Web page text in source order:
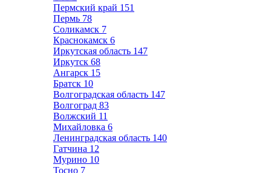
Пермский край 151
Пермь 78
Соликамск 7
Краснокамск 6
Иркутская область 147
Иркутск 68
Ангарск 15
Братск 10
Волгоградская область 147
Волгоград 83
Волжский 11
Михайловка 6
Ленинградская область 140
Гатчина 12
Мурино 10
Тосно 7